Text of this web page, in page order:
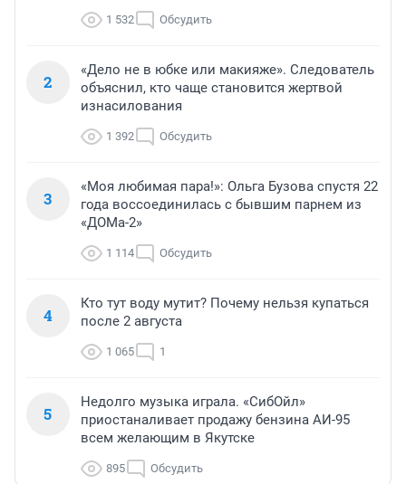
1 532 Обсудить
2
«Дело не в юбке или макияже». Следователь
объяснил, кто чаще становится жертвой
изнасилования
1 392 Обсудить
3
«Моя любимая пара!»: Ольга Бузова спустя 22
года воссоединилась с бывшим парнем из
«ДОМа-2»
1 114 Обсудить
4
Кто тут воду мутит? Почему нельзя купаться
после 2 августа
1 065 1
5
Недолго музыка играла. «СибОйл»
приостаналивает продажу бензина АИ-95
всем желающим в Якутске
895 Обсудить